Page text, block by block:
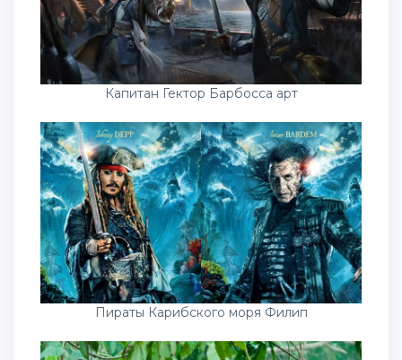
Капитан Гектор Барбосса арт
Пираты Карибского моря Филип